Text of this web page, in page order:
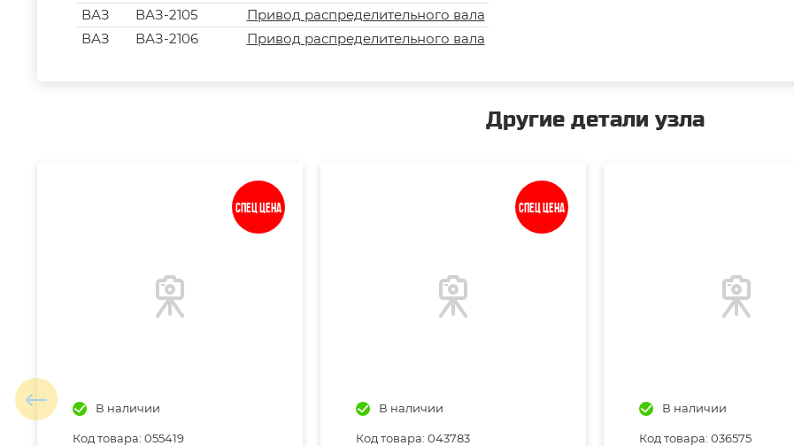
ВАЗ
ВАЗ-2105
Привод распределительного вала
ВАЗ
ВАЗ-2106 Привод распределительного вала
Другие детали узла
Спец цена
В наличии
Код товара: 055419
Спец цена
В наличии
Код товара: 043783
В наличии
Код товара: 036575